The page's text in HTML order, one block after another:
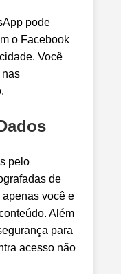
pode
o Facebook
Você
nas
pelo
de
você e
Além
para
acesso não